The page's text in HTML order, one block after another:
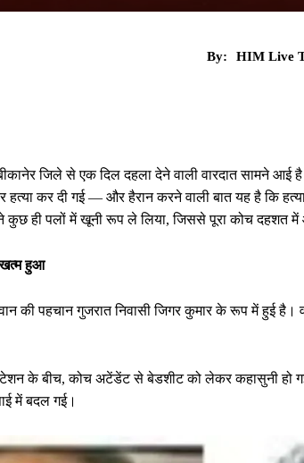
By: HIM Live
जिले से एक दिल दहला देने वाली वारदात सामने
कर दी गई — और हैरान करने वाली बात यह है कि
कुछ ही पलों में खूनी रूप ले लिया, जिससे पूरा कोच दहशत में
हुआ
की पहचान गुजरात निवासी जिगर कुमार के रूप में हुई है।
के बीच, कोच अटेंडेंट से बेडशीट को लेकर कहासुनी हो
में बदल गई।